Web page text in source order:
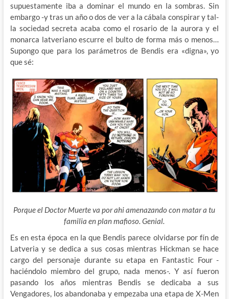
supuestamente iba a dominar el mundo en la sombras. Sin
embargo -y tras un año o dos de ver a la cábala conspirar y tal-
la sociedad secreta acaba como el rosario de la aurora y el
monarca latveriano escurre el bulto de forma más o menos…
Supongo que para los parámetros de Bendis era «digna», yo
que sé:
Porque el Doctor Muerte va por ahi amenazando con matar a tu
familia en plan mafioso. Genial.
Es en esta época en la que Bendis parece olvidarse por fín de
Latveria y se dedica a sus cosas mientras Hickman se hace
cargo del personaje durante su etapa en Fantastic Four -
haciéndolo miembro del grupo, nada menos-. Y así fueron
pasando los años mientras Bendis se dedicaba a sus
Vengadores, los abandonaba y empezaba una etapa de X-Men